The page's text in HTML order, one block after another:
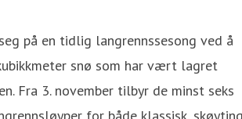
på en tidlig langrennssesong ved å
snø som har vært lagret
Fra 3. november tilbyr de minst seks